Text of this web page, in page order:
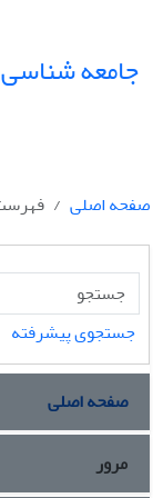
جامعه
صفحه اصلی
جستجوی پیشرفته
صفحه اصلی
مرور